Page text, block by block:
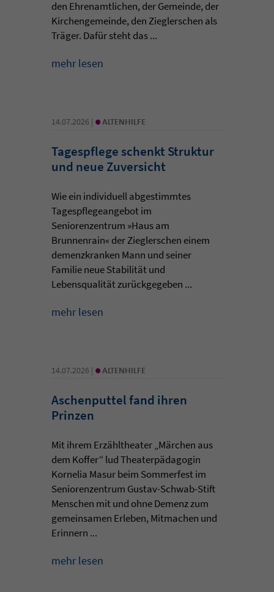
den Ehrenamtlichen, der Gemeinde, der
Kirchengemeinde, den Zieglerschen als
Träger. Dafür steht das ...
mehr lesen
14.07.2026 | • ALTENHILFE
Tagespflege schenkt Struktur
und neue Zuversicht
Wie ein individuell abgestimmtes
Tagespflegeangebot im
Seniorenzentrum »Haus am
Brunnenrain« der Zieglerschen einem
demenzkranken Mann und seiner
Familie neue Stabilität und
Lebensqualität zurückgegeben ...
mehr lesen
14.07.2026 | • ALTENHILFE
Aschenputtel fand ihren
Prinzen
Mit ihrem Erzähltheater „Märchen aus
dem Koffer“ lud Theaterpädagogin
Kornelia Masur beim Sommerfest im
Seniorenzentrum Gustav-Schwab-Stift
Menschen mit und ohne Demenz zum
gemeinsamen Erleben, Mitmachen und
Erinnern ...
mehr lesen